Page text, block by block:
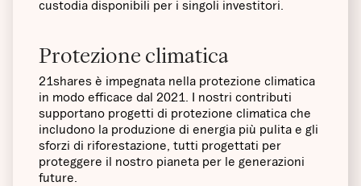
custodia disponibili per i singoli investitori.
Protezione climatica
21shares è impegnata nella protezione climatica
in modo efficace dal 2021. I nostri contributi
supportano progetti di protezione climatica che
includono la produzione di energia più pulita e gli
sforzi di riforestazione, tutti progettati per
proteggere il nostro pianeta per le generazioni
future.